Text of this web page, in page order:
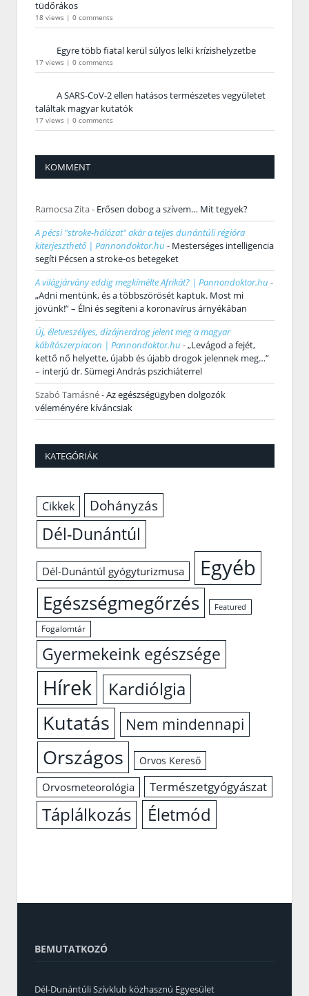
tüdőrákos
18 views | 0 comments
Egyre több fiatal kerül súlyos lelki krízishelyzetbe
17 views | 0 comments
A SARS-CoV-2 ellen hatásos természetes vegyületet
találtak magyar kutatók
17 views | 0 comments
KOMMENT
Ramocsa Zita- Erősen dobog a szívem… Mit tegyek?
A pécsi "stroke-hálózat" akár a teljes dunántúli régióra
kiterjeszthető | Pannondoktor.hu - Mesterséges intelligencia
segíti Pécsen a stroke-os betegeket
A világjárvány eddig megkímélte Afrikát? | Pannondoktor.hu -
„Adni mentünk, és a többszörösét kaptuk. Most mi
jövünk!” – Élni és segíteni a koronavírus árnyékában
Új, életveszélyes, dizájnerdrog jelent meg a magyar
kábítószerpiacon | Pannondoktor.hu -„Levágod a fejét,
kettő nő helyette, újabb és újabb drogok jelennek meg…”
– interjú dr. Sümegi András pszichiáterrel
Szabó Tamásné-Az egészségügyben dolgozók
véleményére kíváncsiak
KATEGÓRIÁK
Cikkek Dohányzás
Dél-Dunántúl
Dél-Dunántúl gyógyturizmusa Egyéb
Egészségmegőrzés Featured
Fogalomtár
Gyermekeink egészsége
Hírek Kardiólgia
Kutatás Nem mindennapi
Országos Orvos Kereső
Orvosmeteorológia Természetgyógyászat
Táplálkozás Életmód
BEMUTATKOZÓ
Dél-Dunántúli Szívklub közhasznú Egyesület